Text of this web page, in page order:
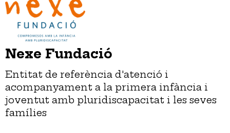
Nexe Fundació
Entitat de referència d'atenció i
acompanyament a la primera infància i
joventut amb pluridiscapacitat i les seves
famílies